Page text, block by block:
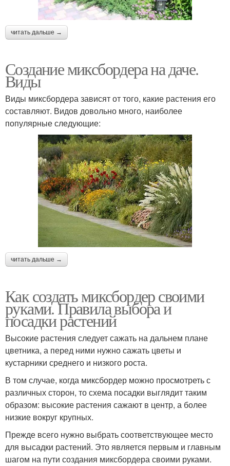
читать дальше →
Создание миксбордера на даче.
Виды
Виды миксбордера зависят от того, какие растения его
составляют. Видов довольно много, наиболее
популярные следующие:
читать дальше →
Как создать миксбордер своими
руками. Правила выбора и
посадки растений
Высокие растения следует сажать на дальнем плане
цветника, а перед ними нужно сажать цветы и
кустарники среднего и низкого роста.
В том случае, когда миксбордер можно просмотреть с
различных сторон, то схема посадки выглядит таким
образом: высокие растения сажают в центр, а более
низкие вокруг крупных.
Прежде всего нужно выбрать соответствующее место
для высадки растений. Это является первым и главным
шагом на пути создания миксбордера своими руками.